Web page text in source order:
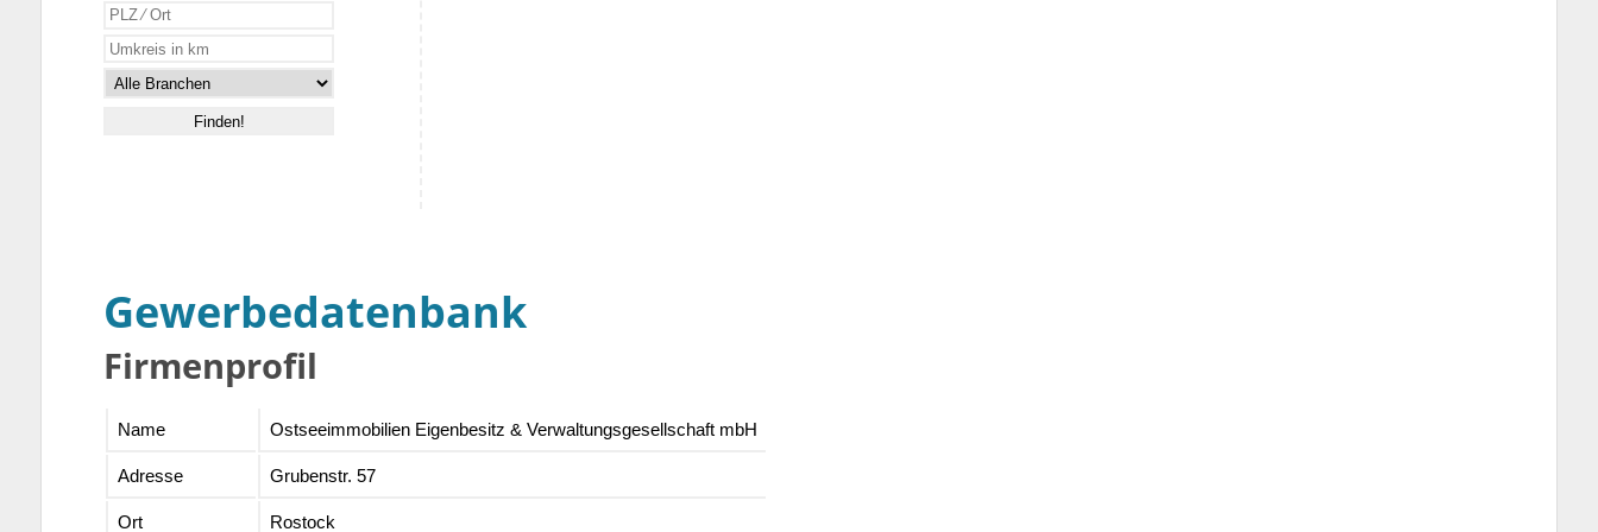
Gewerbedatenbank
Firmenprofil
Name Ostseeimmobilien Eigenbesitz & Verwaltungsgesellschaft mbH
Adresse Grubenstr. 57
Ort Rostock